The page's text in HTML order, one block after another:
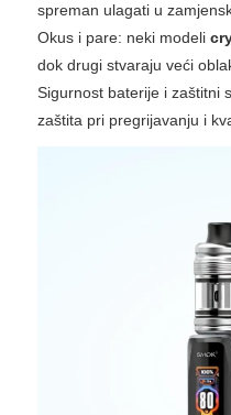
spreman ulagati u
Okus i pare: neki modeli
dok drugi stvaraju veći
Sigurnost baterije i zaštitni
zaštita pri pregrijavanju i